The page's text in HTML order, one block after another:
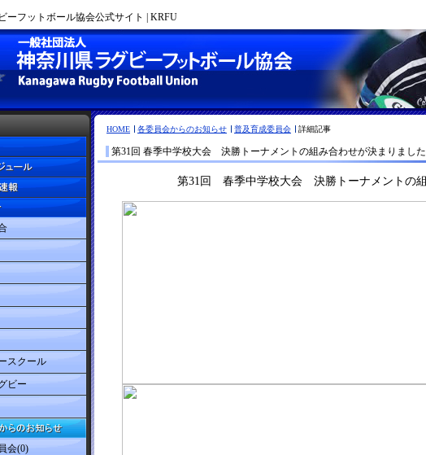
ーフットボール協会公式サイト | KRFU
HOME 各委員会からのお知らせ 普及育成委員会 詳細記事
第31回 春季中学校大会 決勝トーナメントの組み合わせが決まりました
スクール
ビー
会(0)